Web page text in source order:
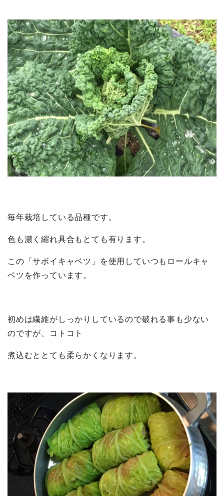
毎年栽培している品種です。
色も濃く縮れ具合もとても有ります。
この「サボイキャベツ」を使用していつもロールキャ
ベツを作っています。
初めは繊維がしっかりしているので破れる事も少ない
のですが、コトコト
煮込むととても柔らかくなります。